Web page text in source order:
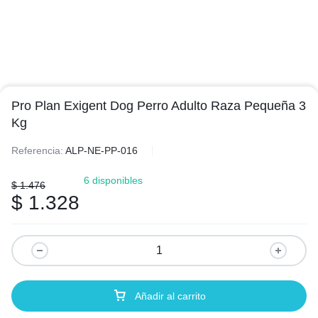
Pro Plan Exigent Dog Perro Adulto Raza Pequeña 3
Kg
Referencia: ALP-NE-PP-016
$1.476
$ 1.328
6 disponibles
Añadir al carrito